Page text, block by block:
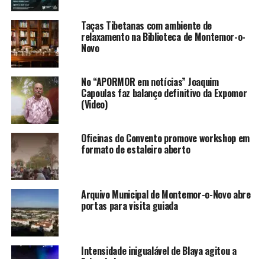
Taças Tibetanas com ambiente de
relaxamento na Biblioteca de Montemor-o-
Novo
No “APORMOR em notícias” Joaquim
Capoulas faz balanço definitivo da Expomor
(Video)
Oficinas do Convento promove workshop em
formato de estaleiro aberto
Arquivo Municipal de Montemor-o-Novo abre
portas para visita guiada
Intensidade inigualável de Blaya agitou a